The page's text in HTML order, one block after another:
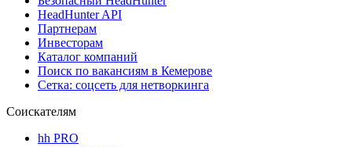
HeadHunter API
Партнерам
Инвесторам
Каталог компаний
Поиск по вакансиям в Кемерове
Сетка: соцсеть для нетворкинга
Соискателям
hh PRO